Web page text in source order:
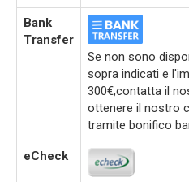
Bank
Transfer
Se non sono
sopra indicati e
300€,contatta il
ottenere il nostro
tramite bonifico
eCheck